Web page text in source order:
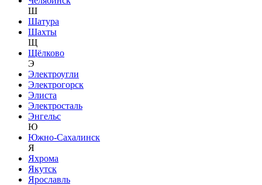
Ш
Шатура
Шахты
Щ
Щёлково
Э
Электроугли
Электрогорск
Элиста
Электросталь
Энгельс
Ю
Южно-Сахалинск
Я
Яхрома
Якутск
Ярославль